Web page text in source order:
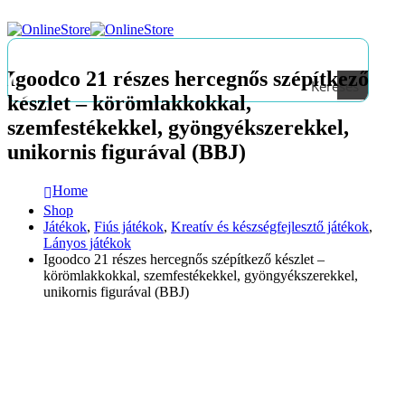
Keresés
Igoodco 21 részes hercegnős szépítkező
készlet – körömlakkokkal,
szemfestékekkel, gyöngyékszerekkel,
unikornis figurával (BBJ)
Home
Shop
Játékok, Fiús játékok, Kreatív és készségfejlesztő játékok,
Lányos játékok
Igoodco 21 részes hercegnős szépítkező készlet –
körömlakkokkal, szemfestékekkel, gyöngyékszerekkel,
unikornis figurával (BBJ)